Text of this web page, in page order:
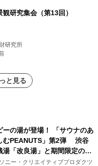
観研究集会（第13回）
研究所
と見る
ーの湯が登場！ 「サウナのあ
むPEANUTS」第2弾 渋谷
湯「改良湯」と期間限定のコ
ション サウナイキタイコラ
ニー・クリエイティブプロダクツ